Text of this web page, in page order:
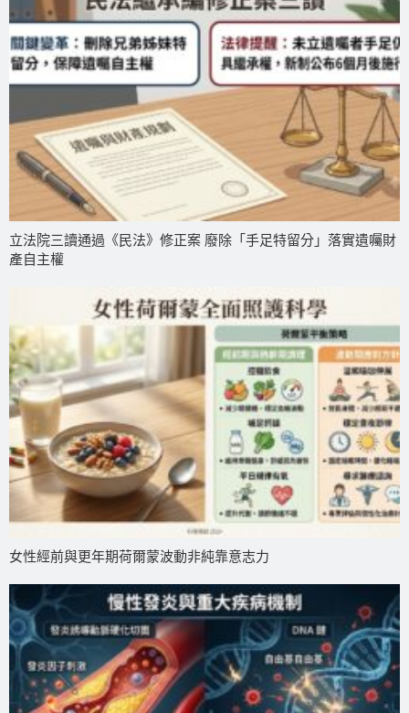
立法院三讀通過《民法》修正案 廢除「手足特留分」落實遺囑財
產自主權
女性經前與更年期荷爾蒙波動非純靠意志力